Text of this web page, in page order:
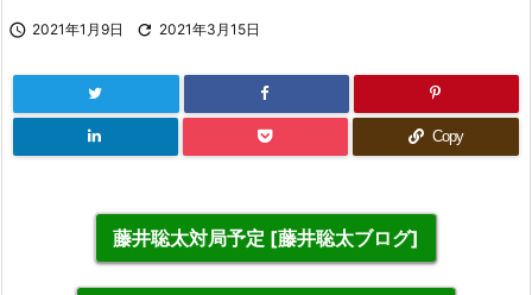
 2021年1月9日  2021年3月15日
Copy
藤井聡太対局予定 [藤井聡太ブログ]